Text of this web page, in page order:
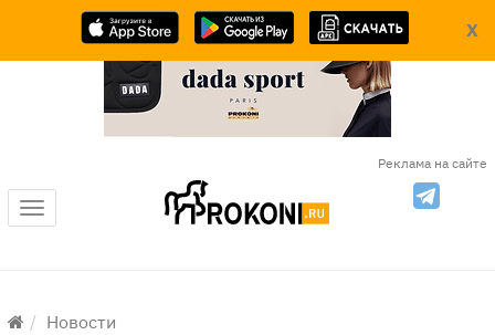
X
Реклама на сайте
Меню
Новости